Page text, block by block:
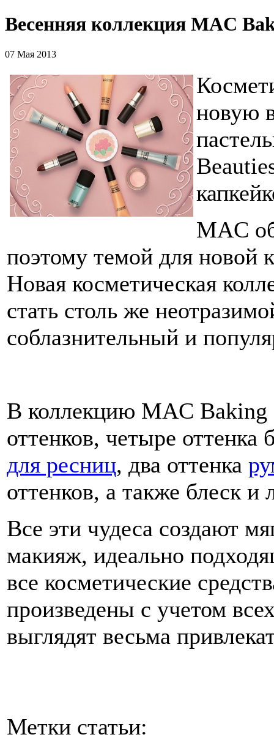
Весенняя коллекция MAC
07 Мая 2013
новую
MAC
поэтому темой для новой
Новая косметическая
стать столь же
соблазнительный и
В коллекцию MAC Baking
оттенков, четыре оттенка
для ресниц, два оттенка
оттенков, а также блеск и
Все эти чудеса создают
макияж, идеально
все косметические
произведены с учетом
выглядят весьма
Метки статьи: